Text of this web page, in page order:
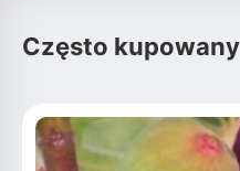
Często kupowany